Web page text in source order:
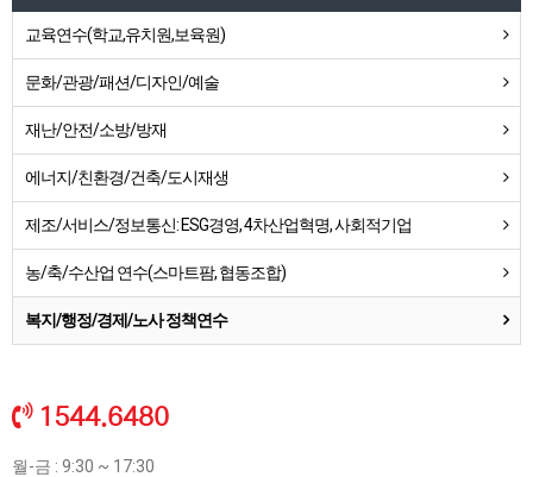
교육연수(학교,유치원,보육원)
문화/관광/패션/디자인/예술
재난/안전/소방/방재
에너지/친환경/건축/도시재생
제조/서비스/정보통신: ESG경영, 4차산업혁명, 사회적기업
농/축/수산업 연수(스마트팜, 협동조합)
복지/행정/경제/노사 정책연수
1544.6480
월-금 : 9:30 ~ 17:30